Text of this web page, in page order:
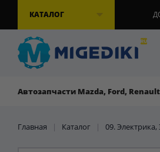
КАТАЛОГ
Автозапчасти Mazda, Ford,
Главная | Каталог | 09.